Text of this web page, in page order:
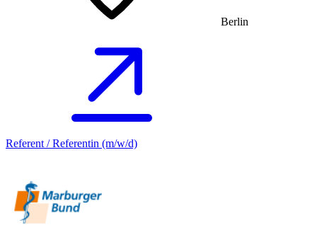
Berlin
Referent / Referentin (m/w/d)